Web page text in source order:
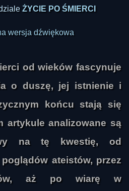
ŻYCIE PO ŚMIERCI
wersja dźwiękowa
od wieków fascynuje
o duszę, jej istnienie i
końcu stają się
artykule analizowane są
na tę kwestię, od
ateistów, przez
aż po wiarę w